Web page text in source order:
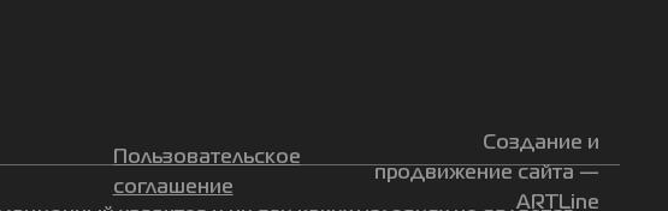
Пользовательское
соглашение
Создание и
продвижение сайта —
ARTLine